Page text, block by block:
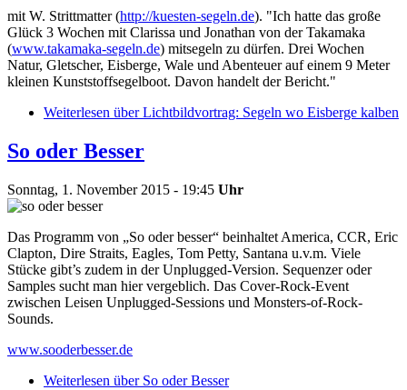
mit W. Strittmatter (http://kuesten-segeln.de). "Ich hatte das große
Glück 3 Wochen mit Clarissa und Jonathan von der Takamaka
(www.takamaka-segeln.de) mitsegeln zu dürfen. Drei Wochen
Natur, Gletscher, Eisberge, Wale und Abenteuer auf einem 9 Meter
kleinen Kunststoffsegelboot. Davon handelt der Bericht."
Weiterlesen über Lichtbildvortrag: Segeln wo Eisberge kalben
So oder Besser
Sonntag, 1. November 2015 - 19:45 Uhr
Das Programm von „So oder besser“ beinhaltet America, CCR, Eric
Clapton, Dire Straits, Eagles, Tom Petty, Santana u.v.m. Viele
Stücke gibt’s zudem in der Unplugged-Version. Sequenzer oder
Samples sucht man hier vergeblich. Das Cover-Rock-Event
zwischen Leisen Unplugged-Sessions und Monsters-of-Rock-
Sounds.
www.sooderbesser.de
Weiterlesen über So oder Besser